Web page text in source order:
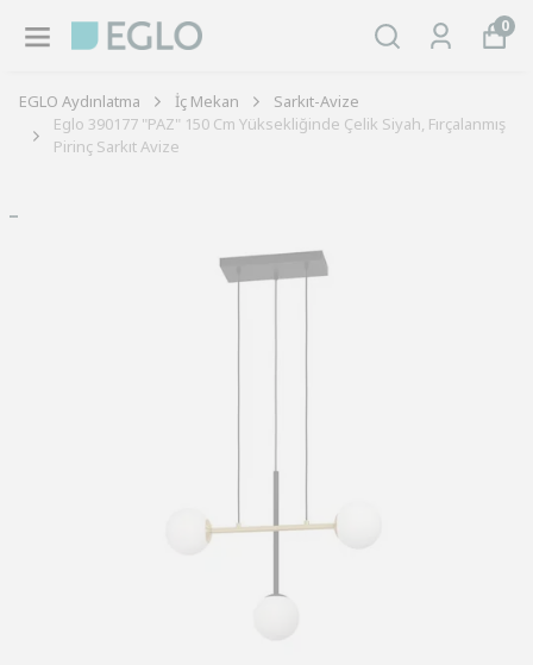
0
EGLO Aydınlatma İç Mekan
Sarkıt-Avize
Eglo 390177 "PAZ" 150 Cm Yüksekliğinde Çelik Siyah, Fırçalanmış
Pirinç Sarkıt Avize